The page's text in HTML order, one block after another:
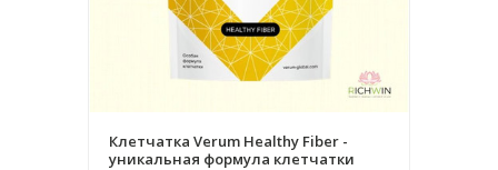
Клетчатка Verum Healthy Fiber -
уникальная формула клетчатки